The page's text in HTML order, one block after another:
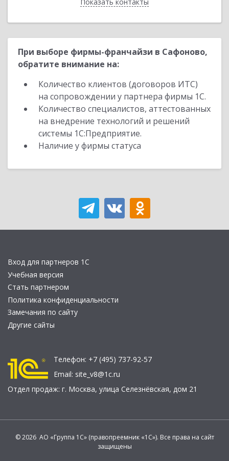
При выборе фирмы-франчайзи в Сафоново,
обратите внимание на:
Количество клиентов (договоров ИТС)
на сопровождении у партнера фирмы 1С.
Количество специалистов, аттестованных
на внедрение технологий и решений
системы 1С:Предприятие.
Наличие у фирмы статуса
Вход для партнеров 1С
Учебная версия
Стать партнером
Политика конфиденциальности
Замечания по сайту
Другие сайты
Телефон: +7 (495) 737-92-57
Email: site_v8@1c.ru
Отдел продаж: г. Москва, улица Селезнёвская, дом 21
© 2026 АО «Группа 1С» (правопреемник «1С»). Все права на сайт
защищены